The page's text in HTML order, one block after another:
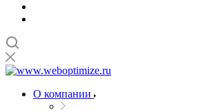
О компании